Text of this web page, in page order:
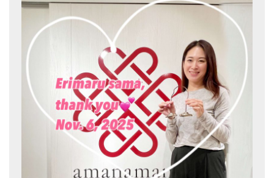
オンラインショップ
カートを見る
アマナマナのシンギングボウル
チベット・シンギングボウル
新・鍛造スペシャル
マンダラ彫（黒・渋金）